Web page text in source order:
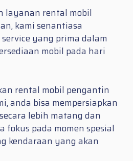
layanan rental mobil
kami senantiasa
yang prima dalam
mobil pada hari
rental mobil pengantin
anda bisa mempersiapkan
lebih matang dan
fokus pada momen spesial
kendaraan yang akan